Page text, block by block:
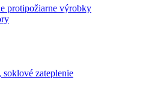
protipožiarne výrobky
soklové zateplenie